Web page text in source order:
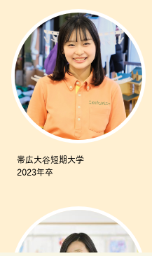
帯広大谷短期大学
2023年卒